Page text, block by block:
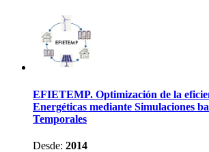
EFIETEMP. Optimización de la
Energéticas mediante Simulaciones
Temporales
Desde: 2014